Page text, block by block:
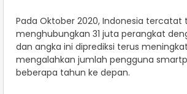
Pada Oktober 2020, Indonesia tercatat
menghubungkan 31 juta perangkat
dan angka ini diprediksi terus
mengalahkan jumlah pengguna
beberapa tahun ke depan.